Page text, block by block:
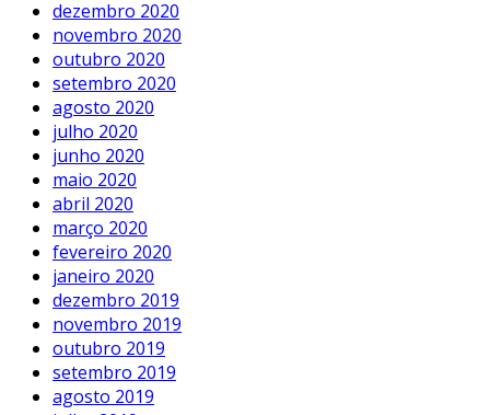
dezembro 2020
novembro 2020
outubro 2020
setembro 2020
agosto 2020
julho 2020
junho 2020
maio 2020
abril 2020
março 2020
fevereiro 2020
janeiro 2020
dezembro 2019
novembro 2019
outubro 2019
setembro 2019
agosto 2019